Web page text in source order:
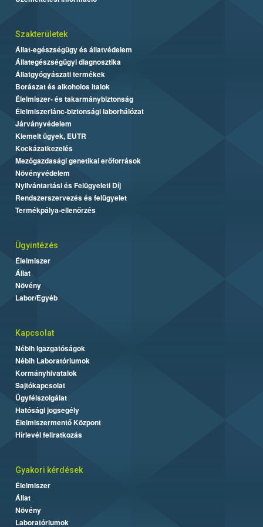
Szakterületek
Állat-egészségügy és állatvédelem
Állategészségügyi diagnosztika
Állatgyógyászati termékek
Borászat és alkoholos italok
Élelmiszer- és takarmánybiztonság
Élelmiszerlánc-biztonsági laborhálózat
Járványvédelem
Kiemelt ügyek, EUTR
Kockázatkezelés
Mezőgazdasági genetikai erőforrások
Növényvédelem
Nyilvántartási és Felügyeleti Díj
Rendszerszervezés és felügyelet
Termékpálya-ellenőrzés
Ügyintézés
Élelmiszer
Állat
Növény
Labor/Egyéb
Kapcsolat
Nébih Igazgatóságok
Nébih Laboratóriumok
Kormányhivatalok
Sajtókapcsolat
Ügyfélszolgálat
Hatósági jogsegély
Élelmiszermentő Központ
Hírlevél feliratkozás
Gyakori kérdések
Élelmiszer
Állat
Növény
Laboratóriumok